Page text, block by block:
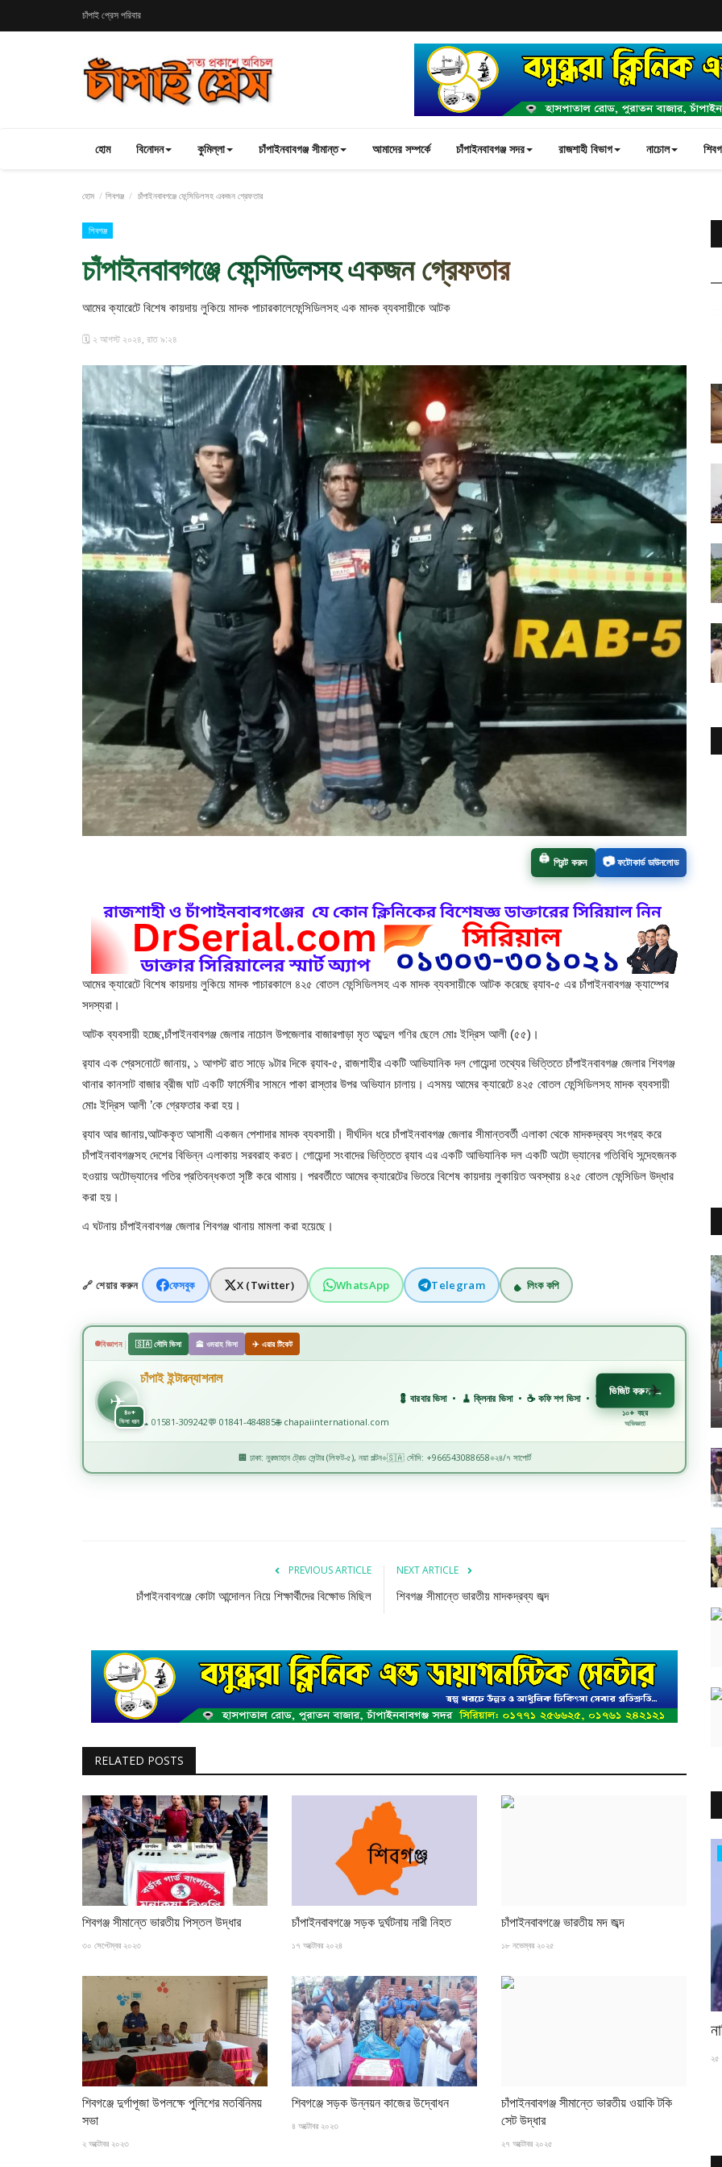
চাঁপাই প্রেস পরিবার
হোম বিনোদন কুমিল্লা চাঁপাইনবাবগঞ্জ সীমান্ত আমাদের সম্পর্কে চাঁপাইনবাবগঞ্জ সদর রাজশাহী বিভাগ নাচোল
হোম শিবগঞ্জ চাঁপাইনবাবগঞ্জে ফেন্সিডিলসহ একজন গ্রেফতার
শিবগঞ্জ
চাঁপাইনবাবগঞ্জে ফেন্সিডিলসহ একজন গ্রেফতার
আমের ক্যারেটে বিশেষ কায়দায় লুকিয়ে মাদক পাচারকালেফেন্সিডিলসহ এক মাদক ব্যবসায়ীকে আটক
🗓️ ২ আগস্ট ২০২৪, রাত ৯:২৪
🖨️ প্রিন্ট করুন 📷ফটোকার্ড ডাউনলোড
আমের ক্যারেটে বিশেষ কায়দায় লুকিয়ে মাদক পাচারকালে ৪২৫ বোতল ফেন্সিডিলসহ এক মাদক ব্যবসায়ীকে আটক করেছে র‌্যাব-৫ এর চাঁপাইনবাবগঞ্জ ক্যাম্পের
সদস্যরা।
আটক ব্যবসায়ী হচ্ছে,চাঁপাইনবাবগঞ্জ জেলার নাচোল উপজেলার বাজারপাড়া মৃত আব্দুল গণির ছেলে মোঃ ইদ্রিস আলী (৫৫)।
র‌্যাব এক প্রেসনোটে জানায়, ১ আগস্ট রাত সাড়ে ৯টার দিকে র‌্যাব-৫, রাজশাহীর একটি আভিযানিক দল গোয়েন্দা তথ্যের ভিত্তিতে চাঁপাইনবাবগঞ্জ জেলার শিবগঞ্জ
থানার কানসাট বাজার ব্রীজ ঘাট একটি ফার্মেসীর সামনে পাকা রাস্তার উপর অভিযান চালায়। এসময় আমের ক্যারেটে ৪২৫ বোতল ফেন্সিডিলসহ মাদক ব্যবসায়ী
মোঃ ইদ্রিস আলী ’কে গ্রেফতার করা হয়।
র‌্যাব আর জানায়,আটককৃত আসামী একজন পেশাদার মাদক ব্যবসায়ী। দীর্ঘদিন ধরে চাঁপাইনবাবগঞ্জ জেলার সীমান্তবর্তী এলাকা থেকে মাদকদ্রব্য সংগ্রহ করে
চাঁপাইনবাবগঞ্জসহ দেশের বিভিন্ন এলাকায় সরবরাহ করত। গোয়েন্দা সংবাদের ভিত্তিতে র‌্যাব এর একটি আভিযানিক দল একটি অটো ভ্যানের গতিবিধি সন্দেহজনক
হওয়ায় অটোভ্যানের গতির প্রতিবন্ধকতা সৃষ্টি করে থামায়। পরবর্তীতে আমের ক্যারেটের ভিতরে বিশেষ কায়দায় লুকায়িত অবস্থায় ৪২৫ বোতল ফেন্সিডিল উদ্ধার
করা হয়।
এ ঘটনায় চাঁপাইনবাবগঞ্জ জেলার শিবগঞ্জ থানায় মামলা করা হয়েছে।
🔗 শেয়ার করুন ফেসবুক X (Twitter) WhatsApp Telegram লিংক কপি
বিজ্ঞাপন | 🇸🇦 সৌদি ভিসা 🕋 ওমরাহ ভিসা ✈️ এয়ার টিকেট
✈৪০+
ভিসা ধরন
চাঁপাই ইন্টারন্যাশনাল
💈 বারবার ভিসা • 🧹 ক্লিনার ভিসা • ☕ কফি শপ ভিসা • 🏗️ কনস্ট্রাকশন ভিসা • 🏭 ফ্যাক্টরি ভিসা •
📞 01581-309242💬 01841-484885🌐 chapaiinternational.com
ভিজিট করুন →
১০+ বছর
অভিজ্ঞতা
🏢 ঢাকা: নুরজাহান ট্রেড সেন্টার (লিফট-৫), নয়া পল্টন◆🇸🇦 সৌদি: +966543088658◆২৪/৭ সাপোর্ট
PREVIOUS ARTICLE
চাঁপাইনবাবগঞ্জে কোটা আন্দোলন নিয়ে শিক্ষার্থীদের বিক্ষোভ মিছিল
NEXT ARTICLE
শিবগঞ্জ সীমান্তে ভারতীয় মাদকদ্রব্য জব্দ
RELATED POSTS
শিবগঞ্জ সীমান্তে ভারতীয় পিস্তল উদ্ধার
৩০ সেপ্টেম্বর ২০২৩
চাঁপাইনবাবগঞ্জে সড়ক দুর্ঘটনায় নারী নিহত
১৭ অক্টোবর ২০২৪
চাঁপাইনবাবগঞ্জে ভারতীয় মদ জব্দ
১৮ নভেম্বর ২০২৫
শিবগঞ্জে দুর্গাপূজা উপলক্ষে পুলিশের মতবিনিময়
সভা
২ অক্টোবর ২০২৩
শিবগঞ্জে সড়ক উন্নয়ন কাজের উদ্বোধন
৪ অক্টোবর ২০২৩
চাঁপাইনবাবগঞ্জ সীমান্তে ভারতীয় ওয়াকি টকি
সেট উদ্ধার
২৭ অক্টোবর ২০২৫
খেলাধুলা
ওয়ানডে সিরিজের ট্রফি উন্মোচন
১৭ অক্টোবর ২০২৫
মিরপুর শেরে বাংলায় আগামীকাল থেকে শুরু হতে যাচ্ছে বাংলাদেশ-ওয়েস্ট ইন্ডিজের
মধ্যকার...
নাচোলে শিক্ষক ও শিক্ষার্থীদের মাঝে গাছের চারা বিতরণ
২৭ জুলাই ২০২৬ ২৫